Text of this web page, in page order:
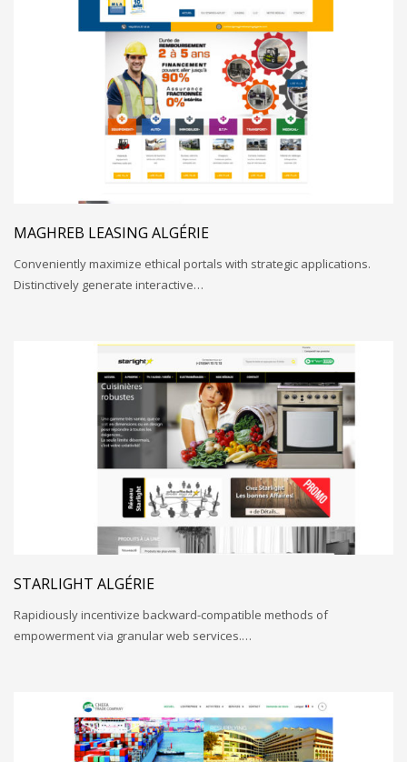
MAGHREB LEASING ALGÉRIE
Conveniently maximize ethical portals with strategic applications.
Distinctively generate interactive…
STARLIGHT ALGÉRIE
Rapidiously incentivize backward-compatible methods of
empowerment via granular web services.…